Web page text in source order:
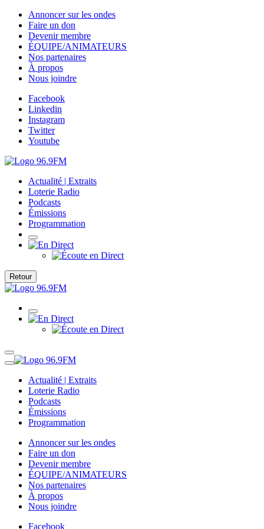
Annoncer sur les ondes
Faire un don
Devenir membre
ÉQUIPE/ANIMATEURS
Nos partenaires
À propos
Nous joindre
Facebook
Linkedin
Instagram
Twitter
Youtube
Actualité | Extraits
Loterie Radio
Podcasts
Émissions
Programmation
Retour
Actualité | Extraits
Loterie Radio
Podcasts
Émissions
Programmation
Annoncer sur les ondes
Faire un don
Devenir membre
ÉQUIPE/ANIMATEURS
Nos partenaires
À propos
Nous joindre
Facebook